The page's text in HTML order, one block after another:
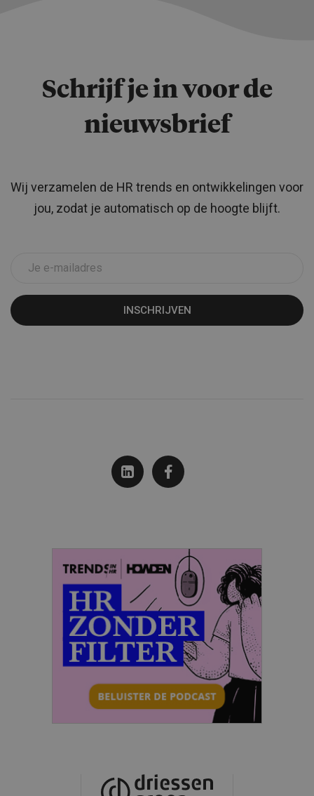
Schrijf je in voor de
nieuwsbrief
Wij verzamelen de HR trends en ontwikkelingen voor
jou, zodat je automatisch op de hoogte blijft.